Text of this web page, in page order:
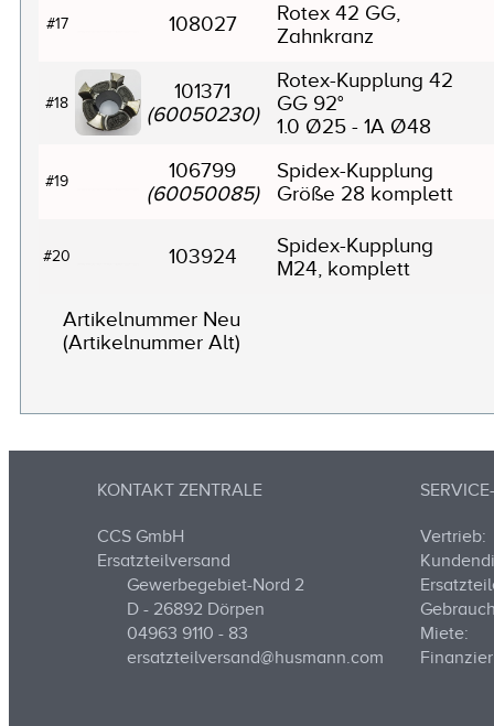
#17 108027
Rotex 42 GG,
Zahnkranz
#18
101371
(60050230)
Rotex-Kupplung 42
GG 92°
1.0 Ø25 - 1A Ø48
#19
106799
(60050085)
Spidex-Kupplung
Größe 28 komplett
#20 103924
Spidex-Kupplung
M24, komplett
Artikelnummer Neu
(Artikelnummer Alt)
KONTAKT ZENTRALE
CCS GmbH
Ersatzteilversand
Gewerbegebiet-Nord 2
D - 26892 Dörpen
04963 9110 - 83
ersatzteilversand@husmann.com
Vertrieb:
Miete: